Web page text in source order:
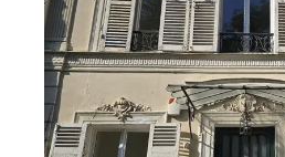
FONTENAY SOUS BOIS 94
118 m2, 5 pièces
Ref : 9723
Maison à vendre
870 000 €